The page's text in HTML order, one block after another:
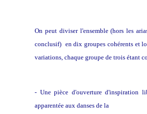
On peut diviser l'ensemble (hors les
conclusif) en dix groupes cohérents et
variations, chaque groupe de trois étant
- Une pièce d'ouverture d'inspiration
apparentée aux danses de la